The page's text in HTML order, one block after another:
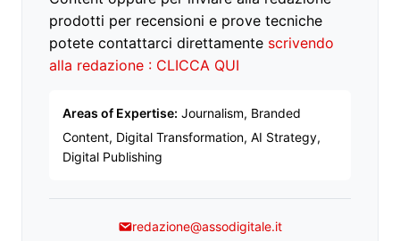
prodotti per recensioni e prove tecniche
potete contattarci direttamente scrivendo
alla redazione : CLICCA QUI
Areas of Expertise: Journalism, Branded
Content, Digital Transformation, AI Strategy,
Digital Publishing
redazione@assodigitale.it